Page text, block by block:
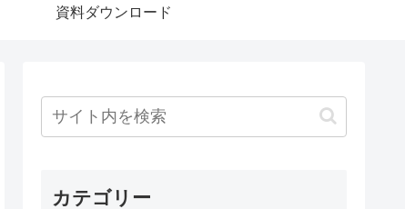
資料ダウンロード
カテゴリー